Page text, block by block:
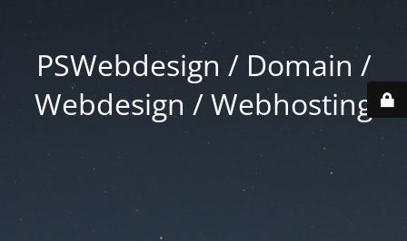
PSWebdesign / Domain /
Webdesign / Webhosting